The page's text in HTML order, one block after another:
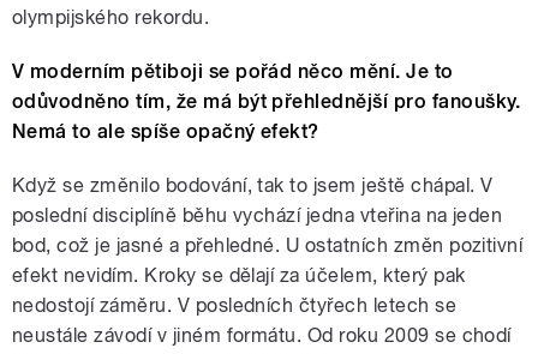
olympijského rekordu.
V moderním pětiboji se pořád něco mění. Je to
odůvodněno tím, že má být přehlednější pro fanoušky.
Nemá to ale spíše opačný efekt?
Když se změnilo bodování, tak to jsem ještě chápal. V
poslední disciplíně běhu vychází jedna vteřina na jeden
bod, což je jasné a přehledné. U ostatních změn pozitivní
efekt nevidím. Kroky se dělají za účelem, který pak
nedostojí záměru. V posledních čtyřech letech se
neustále závodí v jiném formátu. Od roku 2009 se chodí